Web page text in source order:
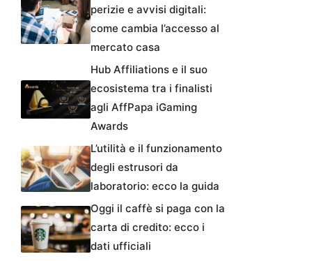
perizie e avvisi digitali:
come cambia l’accesso al
mercato casa
Hub Affiliations e il suo
ecosistema tra i finalisti
agli AffPapa iGaming
Awards
L’utilità e il funzionamento
degli estrusori da
laboratorio: ecco la guida
Oggi il caffè si paga con la
carta di credito: ecco i
dati ufficiali